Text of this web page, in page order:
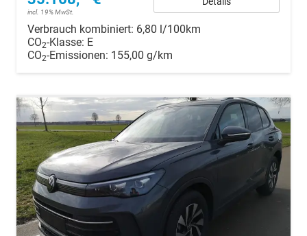
incl. 19% MwSt.
Verbrauch kombiniert: 6,80 l/100km
CO2-Klasse: E
CO2-Emissionen: 155,00 g/km